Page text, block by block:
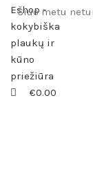
€0.00
Šiuo metu